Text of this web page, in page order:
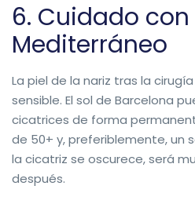
6. Cuidado con
Mediterráneo
La piel de la nariz tras la
sensible. El sol de Barcelona
cicatrices de forma
de 50+ y, preferiblemente, un
la cicatriz se oscurece, será
después.